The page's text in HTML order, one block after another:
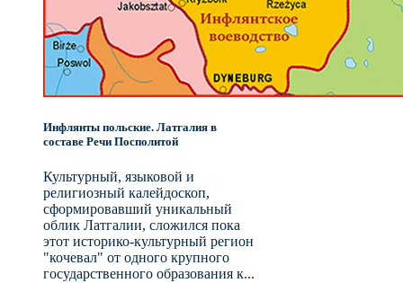
Инфлянты польские. Латгалия в
составе Речи Посполитой
Культурный, языковой и
религиозный калейдоскоп,
сформировавший уникальный
облик Латгалии, сложился пока
этот историко-культурный регион
"кочевал" от одного крупного
государственного образования к...